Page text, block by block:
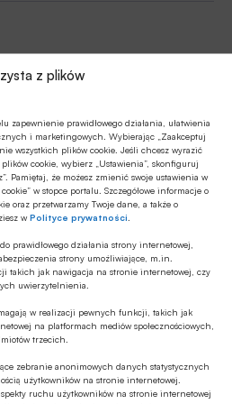
z plików
zapewnienie prawidłowego działania, ułatwienia
i marketingowych. Wybierając „Zaakceptuj
wszystkich plików cookie. Jeśli chcesz wyrazić
cookie, wybierz „Ustawienia”, skonfiguruj
Pamiętaj, że możesz zmienić swoje ustawienia w
w stopce portalu. Szczegółowe informacje o
oraz przetwarzamy Twoje dane, a także o
wPolityce prywatności
prawidłowego działania strony internetowej,
strony umożliwiające, m.in.
takich jak nawigacja na stronie internetowej, czy
uwierzytelnienia.
w realizacji pewnych funkcji, takich jak
na platformach mediów społecznościowych,
trzecich.
zebranie anonimowych danych statystycznych
użytkowników na stronie internetowej.
ruchu użytkowników na stronie internetowej
bezpośrednio finansować
odrębnym, masowym
rynku finansowania